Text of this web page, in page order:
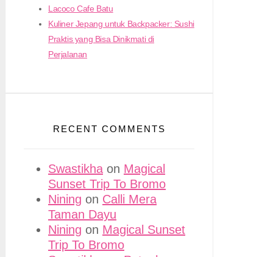
Lacoco Cafe Batu
Kuliner Jepang untuk Backpacker: Sushi
Praktis yang Bisa Dinikmati di
Perjalanan
RECENT COMMENTS
Swastikha on Magical
Sunset Trip To Bromo
Nining on Calli Mera
Taman Dayu
Nining on Magical Sunset
Trip To Bromo